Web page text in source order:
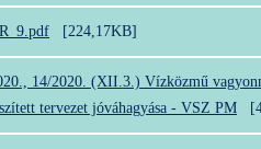
[224,17KB]
14/2020. (XII.3.) Vízközmű
tervezet jóváhagyása - VSZ PM